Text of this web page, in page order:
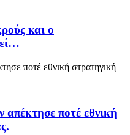
και ο
απέκτησε ποτέ εθνική